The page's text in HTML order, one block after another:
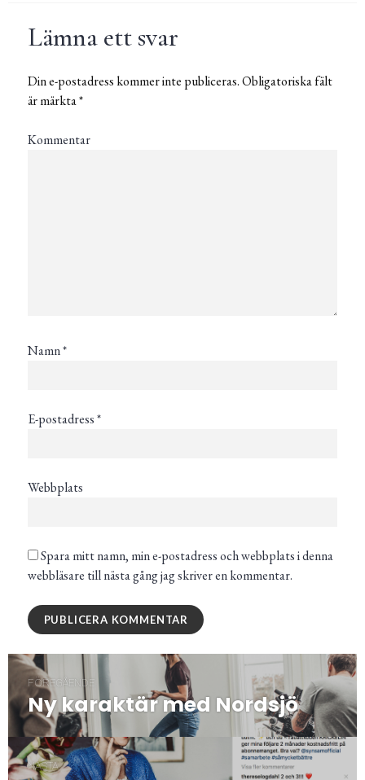
Lämna ett svar
Din e-postadress kommer inte publiceras.Obligatoriska fält
är märkta*
Kommentar
Namn*
E-postadress*
Webbplats
Spara mitt namn, min e-postadress och webbplats i denna
webbläsare till nästa gång jag skriver en kommentar.
Inläggsnavigering
FÖREGÅENDE
Föregående
post:
Ny karaktär med Nordsjö
NÄSTA